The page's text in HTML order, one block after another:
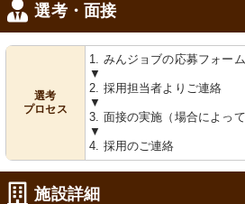
選考・面接
選考
プロセス
1. みんジョブの応募フォー
▼
2. 採用担当者よりご連絡
▼
3. 面接の実施（場合によって
▼
4. 採用のご連絡
施設詳細